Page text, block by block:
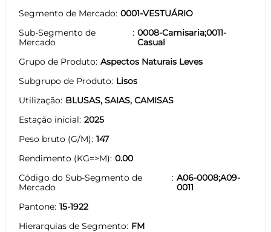
Segmento de Mercado 0001-VESTUÁRIO
Sub-Segmento de
Mercado
0008-Camisaria;0011-
Casual
Grupo de Produto Aspectos Naturais Leves
Subgrupo de Produto Lisos
Utilização BLUSAS, SAIAS, CAMISAS
Estação inicial 2025
Peso bruto (G/M) 147
Rendimento (KG=>M) 0.00
Código do Sub-Segmento de
Mercado
A06-0008;A09-
0011
Pantone 15-1922
Hierarquias de Segmento FM